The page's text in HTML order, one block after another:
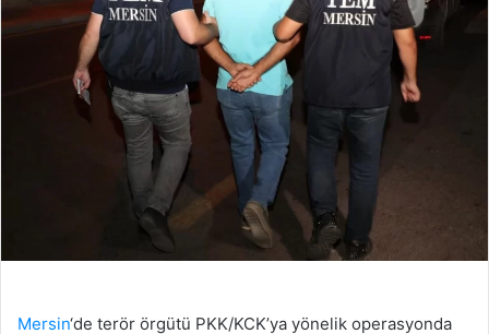
Mersin‘de terör örgütü PKK/KCK’ya yönelik operasyonda